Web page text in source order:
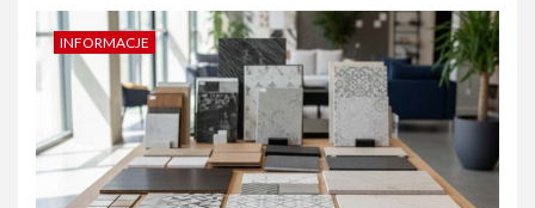
INFORMACJE